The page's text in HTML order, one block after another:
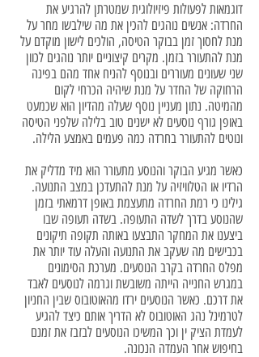
דוגמאות לפעולות פיזיולוגית שמטרתן להרגיע את
החרדה: אנשים נוהגים להכין את מה שילבשו מחר על
מנת לחסוך זמן בבוקר הטיסה, הולכים לישון מוקדם על
מנת להתעורר בזמן. מקרים קיצוניים יותר נוהגים לכוון
שני שעונים מעוררים ובנוסף להניח אחד מהם בפינה
הרחוקה של החדר על מנת שיהיה הכרחי לקום
מהמיטה. נתון מעניין נוסף שעלה מהדיון הוא שכמעט
באופן גורף נוסעים לא ישנים טוב בלילה שלפני הטיסה
ונוטים להתעורר בחרדה כמה פעמים באמצע הלילה.
כאשר מגיע הבוקר והנוסע מתעורר הוא מיד מדליק את
הרדיו או הטלוויזיה על מנת להתעדכן במצב התנועה.
גילינו כי רמת החרדה מתעצמת באופן דרמאתי בזמן
שהנוסע בדרך לשדה התעופה. בשדה תעופה שבו
ביצענו את המחקר התבצעו באותה תקופה תיקונים
בכבישים מה שעקב את התנועה והעלה עוד יותר את
מפלס החרדה בקרב הנוסעים. מערכת הסימונים
במגרש החנייה הייתה משובשת וגרמה לנוסעים לאבד
את דרכם. כאשר הנוסעים ירדו מהאוטובוס שבין החניון
לטרמינל נהג האוטובוס לא הדריך אותם כיצד להגיע
לעמדת הציק ין וכך המשיכו הנוסעים לבזבז את זמנם
בחיפוש אחר העמדה הנכונה.